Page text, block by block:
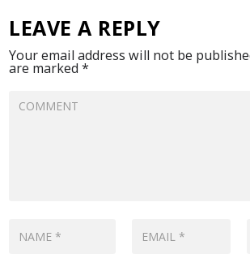
LEAVE A REPLY
Your email address will not be
are marked*